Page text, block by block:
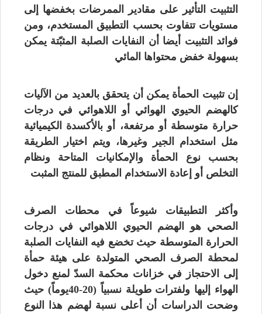
التثبيت التأثير على مقادير الممرضات بخفضها إلى
مستويات تتفاوت بحسب التطبيق المستخدم، ومن
فوائد التثبيت أيضا أن النفايات الصلبة المثبّتة يمكن
بسهولة خفض محتواها المائي
إن تثبيت الحمأة يمكن أن يتحقق بالعديد من الآليات
كالهضم الحيوي الهوائي أو اللاهوائي في درجات
حرارة متوسطة أو مرتفعة، أو بالأكسدة الكيميائية
مثل استخدام الجير وغيرها، ويتم اختيار الطريقة
بحسب نوع الحمأة والإمكانيات المتاحة ونظام
التخلص أو إعادة الاستخدام المطبق للمنتج المثبت
وأكثر التطبيقات شيوعاً في محطات الصرف
الصحي هو الهضم الحيوي اللاهوائي في درجات
الحرارة المتوسطة حيث تخضع فيه النفايات الصلبة
لمحطة الصرف الصحي المتولدة على هيئة حمأة
إلى الاحتجاز في خزانات محكمة السدّ لمنع دخول
الهواء إليها ولفترات طويلة نسبياً (20-40يوماً) حيث
وضحت الدراسات أن أعلى نسبة لهضم هذا النوع